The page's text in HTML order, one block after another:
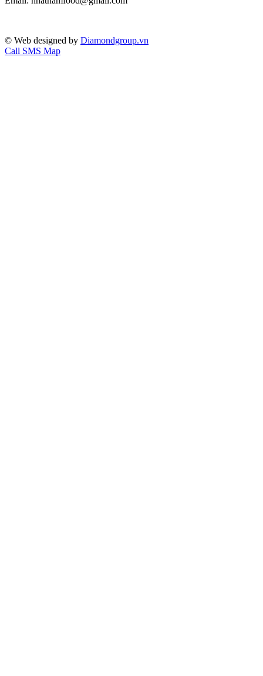
© Web designed by Diamondgroup.vn
Call SMS Map